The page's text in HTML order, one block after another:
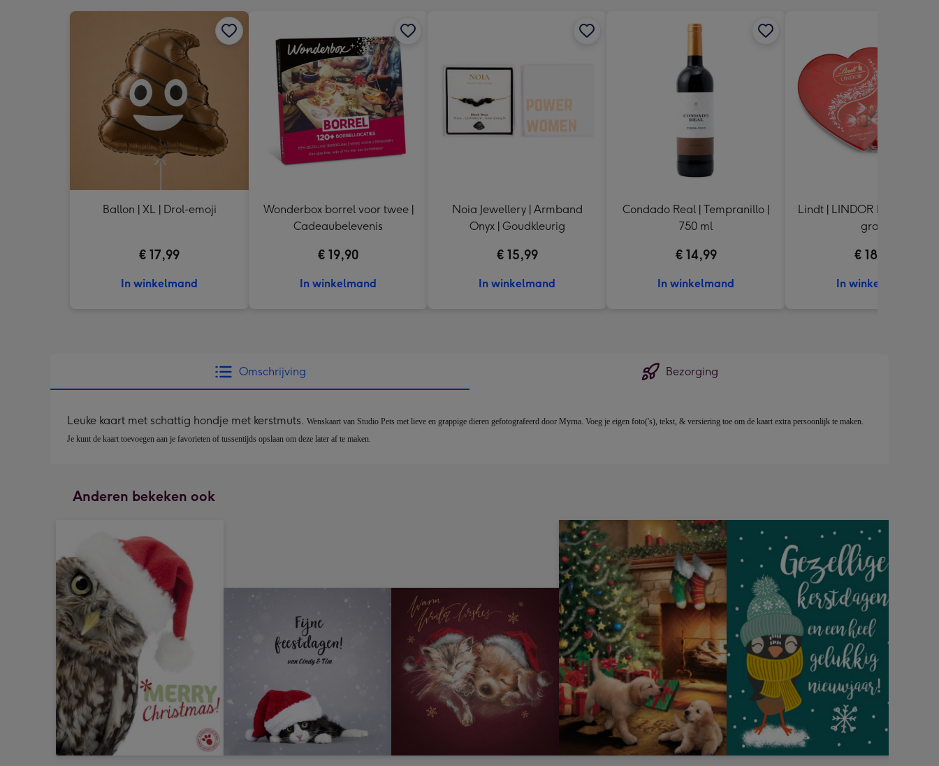
Ballon | XL | Drol-emoji
€ 17,99
In winkelmand
Wonderbox borrel voor twee |
Cadeaubelevenis
€ 19,90
In winkelmand
Noia Jewellery | Armband
Onyx | Goudkleurig
€ 15,99
In winkelmand
Condado Real | Tempranillo |
750 ml
€ 14,99
In winkelmand
Lindt | LINDOR Hart Melk |
gram
€ 18,99
In winkelmand
Omschrijving Bezorging
Leuke kaart met schattig hondje met kerstmuts. Wenskaart van Studio Pets met lieve en grappige dieren gefotografeerd door Myrna. Voeg je eigen foto('s), tekst, & versiering toe om de kaart extra persoonlijk te maken.
Je kunt de kaart toevoegen aan je favorieten of tussentijds opslaan om deze later af te maken.
Anderen bekeken ook